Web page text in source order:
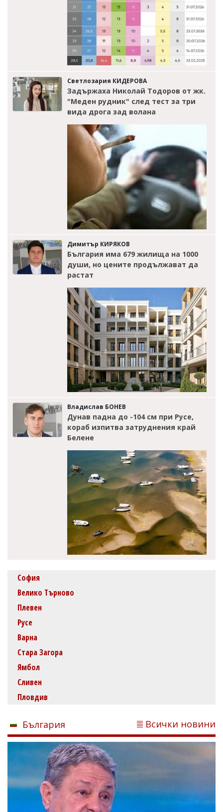
Светлозария КИДЕРОВА
Задържаха Николай Тодоров от жк.
"Меден рудник" след тест за три
вида дрога зад волана
Димитър КИРЯКОВ
България има 679 жилища на 1000
души, но цените продължават да
растат
Владислав БОНЕВ
Дунав падна до -104 см при Русе,
кораб изпитва затруднения край
Белене
София
Велико Търново
Плевен
Русе
Варна
Стара Загора
Ямбол
Сливен
Пловдив
България Всички новини